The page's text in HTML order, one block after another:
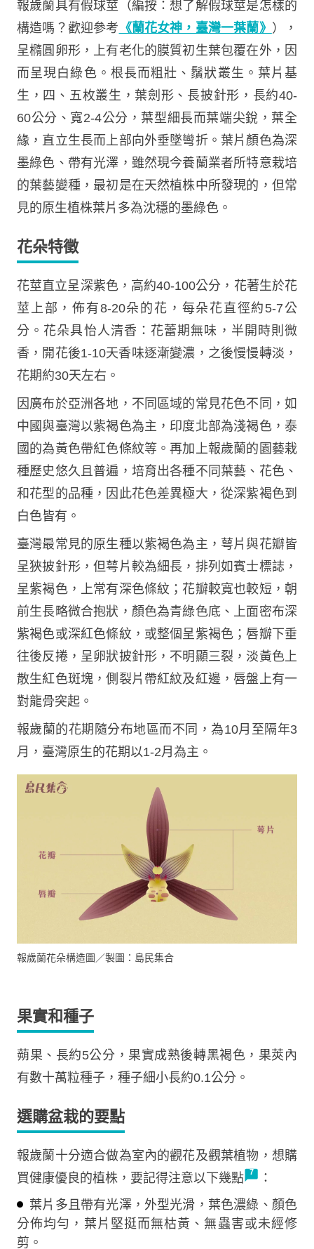
報歲蘭具有假球莖（編按：想了解假球莖是怎樣的
構造嗎？歡迎參考 《蘭花女神，臺灣一葉蘭》 ），
呈橢圓卵形，上有老化的膜質初生葉包覆在外，因
而呈現白綠色。根長而粗壯、鬚狀叢生。葉片基
生，四、五枚叢生，葉劍形、長披針形，長約40-
60公分、寬2-4公分，葉型細長而葉端尖銳，葉全
緣，直立生長而上部向外垂墜彎折。葉片顏色為深
墨綠色、帶有光澤，雖然現今養蘭業者所特意栽培
的葉藝變種，最初是在天然植株中所發現的，但常
見的原生植株葉片多為沈穩的墨綠色。
花朵特徵
花莖直立呈深紫色，高約40-100公分，花著生於花
莖上部，佈有8-20朵的花，每朵花直徑約5-7公
分。花朵具怡人清香：花蕾期無味，半開時則微
香，開花後1-10天香味逐漸變濃，之後慢慢轉淡，
花期約30天左右。
因廣布於亞洲各地，不同區域的常見花色不同，如
中國與臺灣以紫褐色為主，印度北部為淺褐色，泰
國的為黃色帶紅色條紋等。再加上報歲蘭的園藝栽
種歷史悠久且普遍，培育出各種不同葉藝、花色、
和花型的品種，因此花色差異極大，從深紫褐色到
白色皆有。
臺灣最常見的原生種以紫褐色為主，萼片與花瓣皆
呈狹披針形，但萼片較為細長，排列如賓士標誌，
呈紫褐色，上常有深色條紋；花瓣較寬也較短，朝
前生長略微合抱狀，顏色為青綠色底、上面密布深
紫褐色或深紅色條紋，或整個呈紫褐色；唇瓣下垂
往後反捲，呈卵狀披針形，不明顯三裂，淡黃色上
散生紅色斑塊，側裂片帶紅紋及紅邊，唇盤上有一
對龍骨突起。
報歲蘭的花期隨分布地區而不同，為10月至隔年3
月，臺灣原生的花期以1-2月為主。
報歲蘭花朵構造圖／製圖：島民集合
果實和種子
蒴果、長約5公分，果實成熟後轉黑褐色，果莢內
有數十萬粒種子，種子細小長約0.1公分。
選購盆栽的要點
報歲蘭十分適合做為室內的觀花及觀葉植物，想購
買健康優良的植株，要記得注意以下幾點
：
葉片多且帶有光澤，外型光滑，葉色濃綠、顏色
分佈均勻，葉片堅挺而無枯黃、無蟲害或未經修
剪。